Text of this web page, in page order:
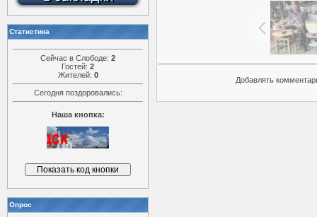
Статистика
Сейчас в Слободе: 2
Гостей: 2
Жителей: 0
Сегодня поздоровались:
Наша кнопка:
Опрос
Добавлять